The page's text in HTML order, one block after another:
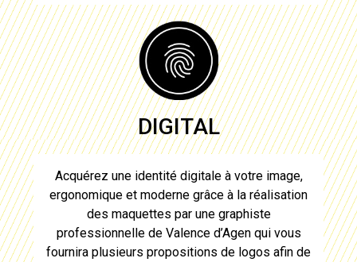
DIGITAL
Acquérez une identité digitale à votre image,
ergonomique et moderne grâce à la réalisation
des maquettes par une graphiste
professionnelle de Valence d’Agenqui vous
fournira plusieurs propositions de logos afin de